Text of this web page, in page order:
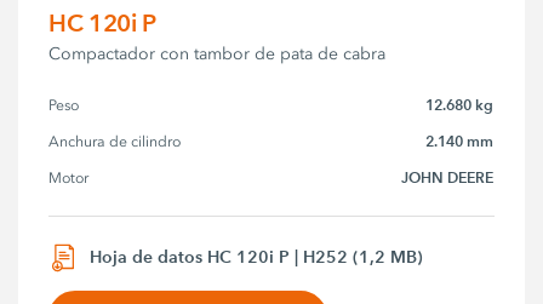
HC 120i P
Compactador con tambor de pata de cabra
Peso 12.680 kg
Anchura de cilindro 2.140 mm
Motor JOHN DEERE
Hoja de datos HC 120i P | H252 (1,2 MB)